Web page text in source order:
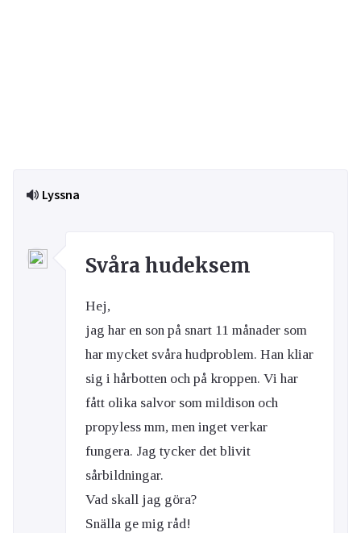
Lyssna
Svåra hudeksem
Hej,
jag har en son på snart 11 månader som
har mycket svåra hudproblem. Han kliar
sig i hårbotten och på kroppen. Vi har
fått olika salvor som mildison och
propyless mm, men inget verkar
fungera. Jag tycker det blivit
sårbildningar.
Vad skall jag göra?
Snälla ge mig råd!